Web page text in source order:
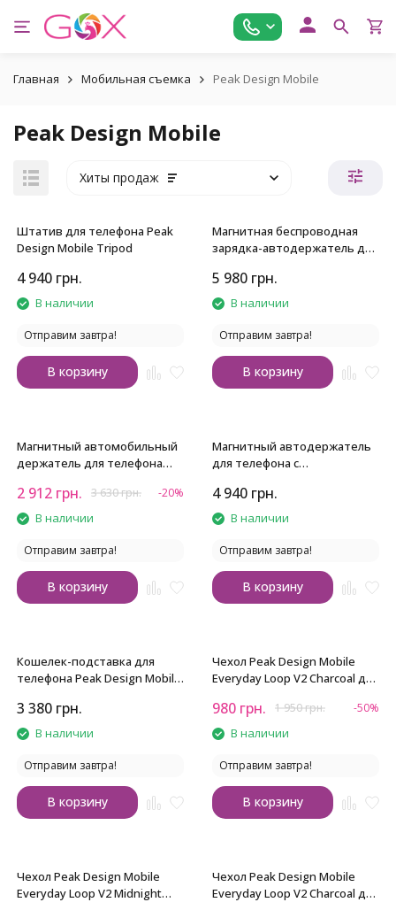
Главная Мобильная съемка Peak Design Mobile
Peak Design Mobile
Хиты продаж
Штатив для телефона Peak
Design Mobile Tripod
4 940 грн.
В наличии
Отправим завтра!
В корзину
Магнитная беспроводная
зарядка-автодержатель для
5 980 грн.
В наличии
Отправим завтра!
В корзину
Магнитный автомобильный
держатель для телефона
2 912 грн. 3 630грн. -20%
В наличии
Отправим завтра!
В корзину
Магнитный автодержатель
для телефона с
Peak Design Mobile Charging
Car Mount
4 940 грн.
В наличии
Отправим завтра!
В корзину
Кошелек-подставка для
телефона Peak Design Mobile
3 380 грн.
В наличии
Отправим завтра!
В корзину
Чехол Peak Design Mobile
Everyday Loop V2 Charcoal для
980 грн. 1 950грн. -50%
В наличии
Отправим завтра!
В корзину
Чехол Peak Design Mobile
Everyday Loop V2 Midnight
Чехол Peak Design Mobile
Everyday Loop V2 Charcoal для